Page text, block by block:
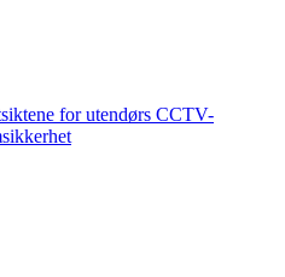
for utendørs CCTV-